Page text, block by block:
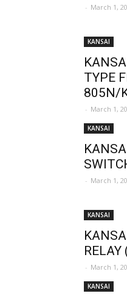
- March 1,
KANSAI
TYPE
805N/
- March 1,
KANSAI
- March 1,
KANSAI
- March 1,
KANSAI